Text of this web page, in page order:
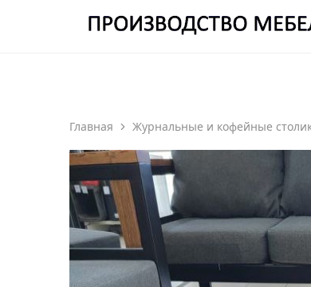
ОТДЕЛ
Производство
Главная Журнальные и кофейные